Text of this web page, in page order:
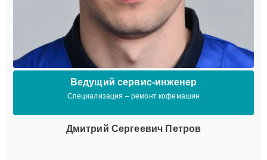
Ведущий сервис-инженер
Специализация – ремонт кофемашин
Дмитрий Сергеевич Петров